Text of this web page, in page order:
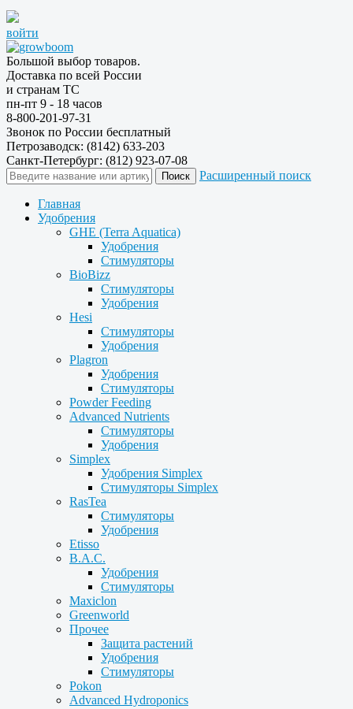
войти
Большой выбор товаров.
Доставка по всей России
и странам ТС
пн-пт 9 - 18 часов
8-800-201-97-31
Звонок по России бесплатный
Петрозаводск: (8142) 633-203
Санкт-Петербург: (812) 923-07-08
Расширенный поиск
Главная
Удобрения
GHE (Terra Aquatica)
Удобрения
Стимуляторы
BioBizz
Стимуляторы
Удобрения
Hesi
Стимуляторы
Удобрения
Plagron
Удобрения
Стимуляторы
Powder Feeding
Advanced Nutrients
Стимуляторы
Удобрения
Simplex
Удобрения Simplex
Стимуляторы Simplex
RasTea
Стимуляторы
Удобрения
Etisso
B.A.C.
Удобрения
Стимуляторы
Maxiclon
Greenworld
Прочее
Защита растений
Удобрения
Стимуляторы
Pokon
Advanced Hydroponics